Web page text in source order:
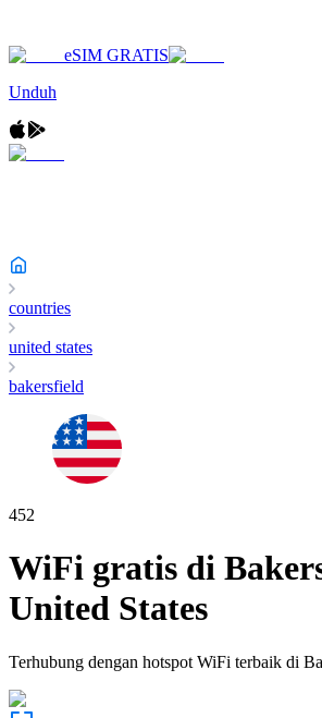
eSIM GRATIS
Unduh
countries
united states
bakersfield
452
WiFi gratis di
United States
Terhubung dengan hotspot WiFi terbaik di